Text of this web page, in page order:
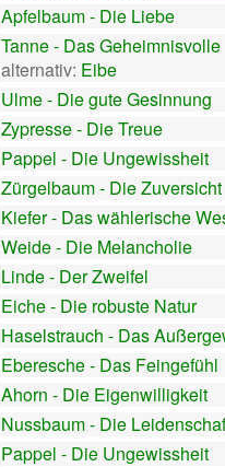
Apfelbaum - Die Liebe
Tanne - Das Geheimnisvolle
alternativ: Eibe
Ulme - Die gute Gesinnung
Zypresse - Die Treue
Pappel - Die Ungewissheit
Zürgelbaum - Die Zuversicht
Kiefer - Das wählerische
Weide - Die Melancholie
Linde - Der Zweifel
Eiche - Die robuste Natur
Haselstrauch - Das
Eberesche - Das Feingefühl
Ahorn - Die Eigenwilligkeit
Nussbaum - Die
Pappel - Die Ungewissheit